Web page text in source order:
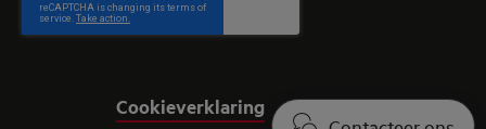
Juridische informatie
Cookieverklaring